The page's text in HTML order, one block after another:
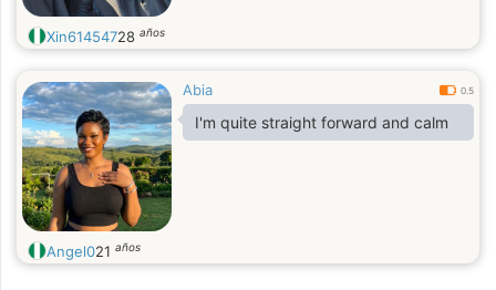
Xin61454728 años
Abia 0.5
I'm quite straight forward and calm
Angel021 años